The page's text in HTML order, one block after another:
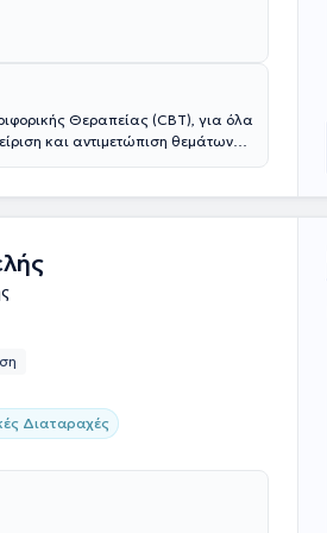
η ψυχολόγος έχει λάβει έως
των προπτυχιακών σπουδών της
8), μία ως απόφοιτη ψυχολογίας
Θεραπείας (CBT), για όλα
και αντιμετώπιση θεμάτων
Διαταραχές